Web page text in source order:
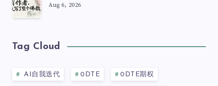
Aug 6, 2026
Tag Cloud
AI自我迭代 0DTE 0DTE期权